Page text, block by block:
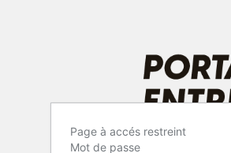
Page à accés restreint
Mot de passe